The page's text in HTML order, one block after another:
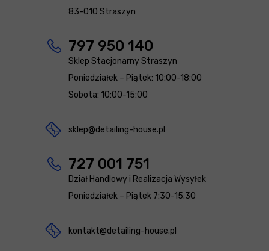
83-010 Straszyn
797 950 140
Sklep Stacjonarny Straszyn
Poniedziałek – Piątek: 10:00-18:00
Sobota: 10:00-15:00
sklep@detailing-house.pl
727 001 751
Dział Handlowy i Realizacja Wysyłek
Poniedziałek – Piątek 7:30-15.30
kontakt@detailing-house.pl